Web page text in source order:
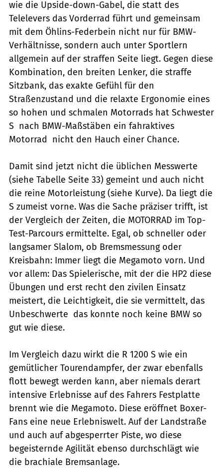
wie die Upside-down-Gabel, die statt des
Telelevers das Vorderrad führt und gemeinsam
mit dem Öhlins-Federbein nicht nur für BMW-
Verhältnisse, sondern auch unter Sportlern
allgemein auf der straffen Seite liegt. Gegen diese
Kombination, den breiten Lenker, die straffe
Sitzbank, das exakte Gefühl für den
Straßenzustand und die relaxte Ergonomie eines
so hohen und schmalen Motorrads hat Schwester
S  nach BMW-Maßstäben ein fahraktives
Motorrad  nicht den Hauch einer Chance.
Damit sind jetzt nicht die üblichen Messwerte
(siehe Tabelle Seite 33) gemeint und auch nicht
die reine Motorleistung (siehe Kurve). Da liegt die
S zumeist vorne. Was die Sache präziser trifft, ist
der Vergleich der Zeiten, die MOTORRAD im Top-
Test-Parcours ermittelte. Egal, ob schneller oder
langsamer Slalom, ob Bremsmessung oder
Kreisbahn: Immer liegt die Megamoto vorn. Und
vor allem: Das Spielerische, mit der die HP2 diese
Übungen und erst recht den zivilen Einsatz
meistert, die Leichtigkeit, die sie vermittelt, das
Unbeschwerte  das konnte noch keine BMW so
gut wie diese.
Im Vergleich dazu wirkt die R 1200 S wie ein
gemütlicher Tourendampfer, der zwar ebenfalls
flott bewegt werden kann, aber niemals derart
intensive Erlebnisse auf des Fahrers Festplatte
brennt wie die Megamoto. Diese eröffnet Boxer-
Fans eine neue Erlebniswelt. Auf der Landstraße
und auch auf abgesperrter Piste, wo diese
begeisternde Agilität ebenso durchschlägt wie
die brachiale Bremsanlage.